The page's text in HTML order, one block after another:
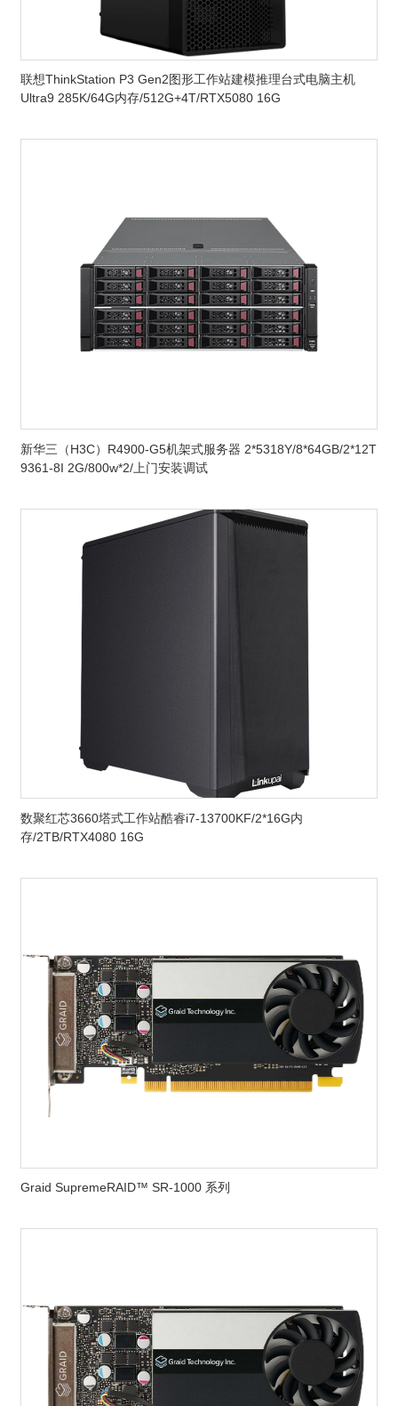
联想ThinkStation P3 Gen2图形工作站建模推理台式电脑主机
Ultra9 285K/64G内存/512G+4T/RTX5080 16G
新华三（H3C）R4900-G5机架式服务器 2*5318Y/8*64GB/2*12T
9361-8I 2G/800w*2/上门安装调试
数聚红芯3660塔式工作站酷睿i7-13700KF/2*16G内
存/2TB/RTX4080 16G
Graid SupremeRAID™ SR-1000 系列